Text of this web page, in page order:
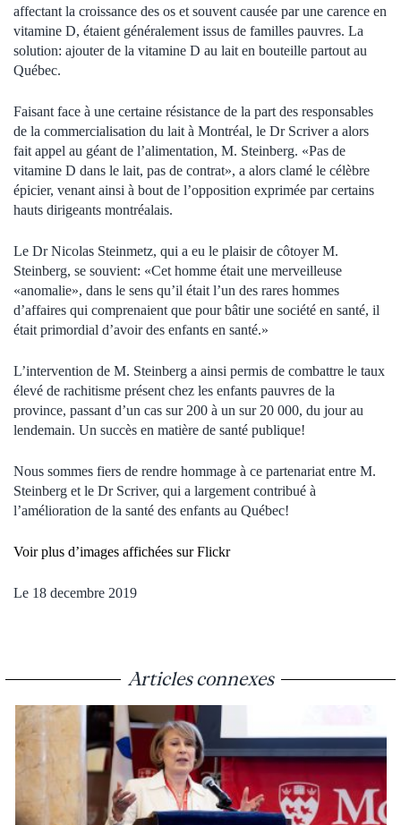
affectant la croissance des os et souvent causée par une carence en
vitamine D, étaient généralement issus de familles pauvres. La
solution: ajouter de la vitamine D au lait en bouteille partout au
Québec.
Faisant face à une certaine résistance de la part des responsables
de la commercialisation du lait à Montréal, le Dr Scriver a alors
fait appel au géant de l’alimentation, M. Steinberg. «Pas de
vitamine D dans le lait, pas de contrat», a alors clamé le célèbre
épicier, venant ainsi à bout de l’opposition exprimée par certains
hauts dirigeants montréalais.
Le Dr Nicolas Steinmetz, qui a eu le plaisir de côtoyer M.
Steinberg, se souvient: «Cet homme était une merveilleuse
«anomalie», dans le sens qu’il était l’un des rares hommes
d’affaires qui comprenaient que pour bâtir une société en santé, il
était primordial d’avoir des enfants en santé.»
L’intervention de M. Steinberg a ainsi permis de combattre le taux
élevé de rachitisme présent chez les enfants pauvres de la
province, passant d’un cas sur 200 à un sur 20 000, du jour au
lendemain. Un succès en matière de santé publique!
Nous sommes fiers de rendre hommage à ce partenariat entre M.
Steinberg et le Dr Scriver, qui a largement contribué à
l’amélioration de la santé des enfants au Québec!
Voir plus d’images affichées sur Flickr
Le 18 decembre 2019
Articles connexes